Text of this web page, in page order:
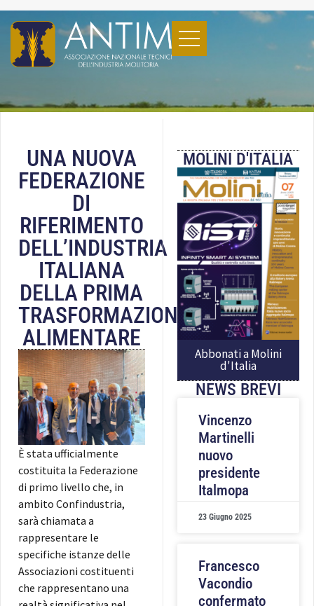
UNA NUOVA
FEDERAZIONE
DI
RIFERIMENTO
DELL’INDUSTRIA
ITALIANA
DELLA PRIMA
TRASFORMAZIONE
ALIMENTARE
È stata ufficialmente
costituita la Federazione
di primo livello che, in
ambito Confindustria,
sarà chiamata a
rappresentare le
specifiche istanze delle
Associazioni costituenti
che rappresentano una
MOLINI D'ITALIA
Abbonati a Molini
d'Italia
NEWS BREVI
Vincenzo
Martinelli
nuovo
presidente
Italmopa
23 Giugno 2025
Francesco
Vacondio
confermato